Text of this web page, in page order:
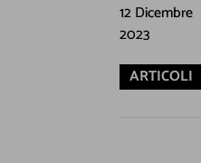
12 Dicembre
2023
ARTICOLI